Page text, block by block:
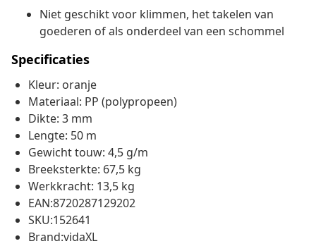
Niet geschikt voor klimmen, het takelen van
goederen of als onderdeel van een schommel
Specificaties
Kleur: oranje
Materiaal: PP (polypropeen)
Dikte: 3 mm
Lengte: 50 m
Gewicht touw: 4,5 g/m
Breeksterkte: 67,5 kg
Werkkracht: 13,5 kg
EAN:8720287129202
SKU:152641
Brand:vidaXL